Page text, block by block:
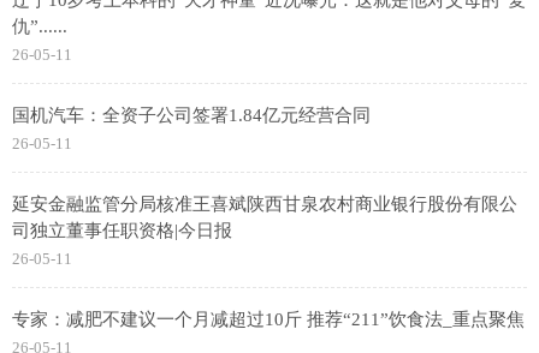
仇”......
26-05-11
国机汽车：全资子公司签署1.84亿元经营合同
26-05-11
延安金融监管分局核准王喜斌陕西甘泉农村商业银行股份有限公
司独立董事任职资格|今日报
26-05-11
专家：减肥不建议一个月减超过10斤 推荐“211”饮食法_重点聚焦
26-05-11